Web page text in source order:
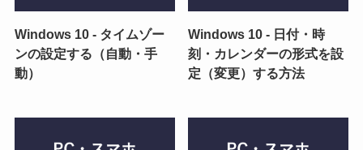
Windows 10 - タイムゾー
ンの設定する（自動・手
動）
Windows 10 - 日付・時
刻・カレンダーの形式を設
定（変更）する方法